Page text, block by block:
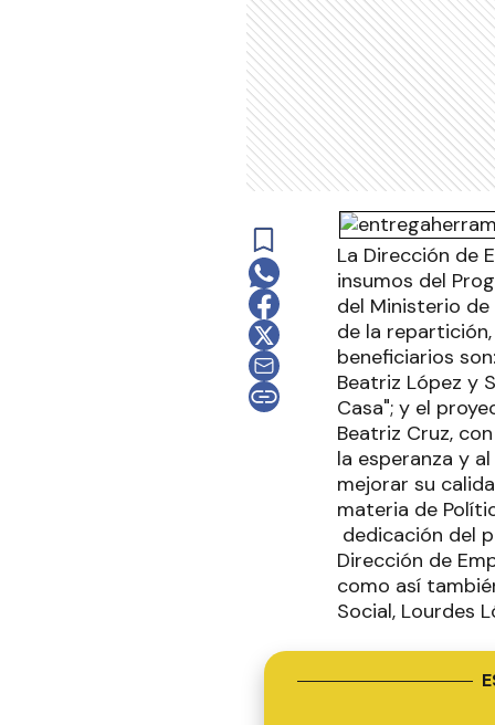
La Dirección de
insumos del
del Ministerio
de la
beneficiarios
Beatriz López y
Casa"; y el
Beatriz Cruz,
la esperanza y
mejorar su
materia de
dedicación del
Dirección de
como así
Social, Lourdes